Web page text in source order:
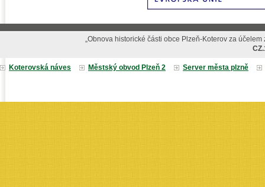
„Obnova historické části obce Plzeň-Koterov za
Koterovská náves Městský obvod Plzeň 2 Server města plzně